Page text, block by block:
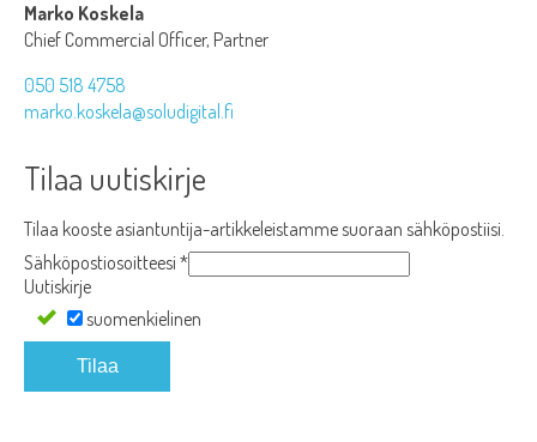
Marko Koskela
Chief Commercial Officer, Partner
050 518 4758
marko.koskela@soludigital.fi
Tilaa uutiskirje
Tilaa kooste asiantuntija-artikkeleistamme suoraan sähköpostiisi.
Sähköpostiosoitteesi *
Uutiskirje
suomenkielinen
Tilaa